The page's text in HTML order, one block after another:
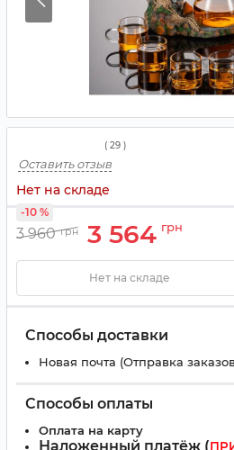
( 29 )
Оставить отзыв
Нет на складе
3 960 грн 3 564 грн
-10 %
Нет на складе
Способы доставки
Новая почта (Отправка
Способы оплаты
Оплата на карту
Наложенный платёж (